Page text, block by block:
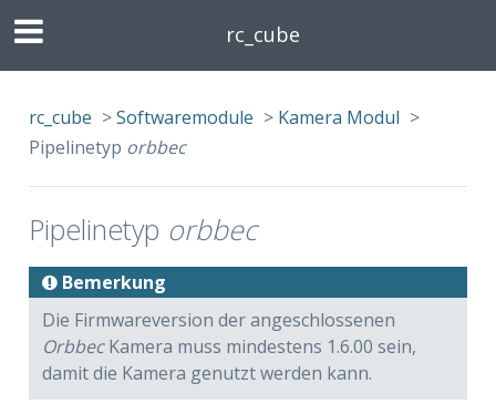
rc_cube
rc_cube >Softwaremodule > Kamera Modul >
Pipelinetyp orbbec
Pipelinetyp orbbec
Bemerkung
Die Firmwareversion der angeschlossenen
OrbbecKamera muss mindestens 1.6.00 sein,
damit die Kamera genutzt werden kann.